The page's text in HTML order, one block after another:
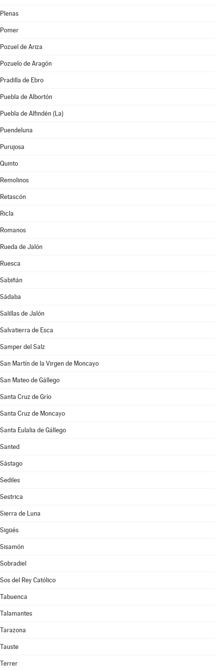
Plenas
Pomer
Pozuel de Ariza
Pozuelo de Aragón
Pradilla de Ebro
Puebla de Albortón
Puebla de Alfindén (La)
Puendeluna
Purujosa
Quinto
Remolinos
Retascón
Ricla
Romanos
Rueda de Jalón
Ruesca
Sabiñán
Sádaba
Salillas de Jalón
Salvatierra de Esca
Samper del Salz
San Martín de la Virgen de Moncayo
San Mateo de Gállego
Santa Cruz de Grío
Santa Cruz de Moncayo
Santa Eulalia de Gállego
Santed
Sástago
Sediles
Sestrica
Sierra de Luna
Sigüés
Sisamón
Sobradiel
Sos del Rey Católico
Tabuenca
Talamantes
Tarazona
Tauste
Terrer